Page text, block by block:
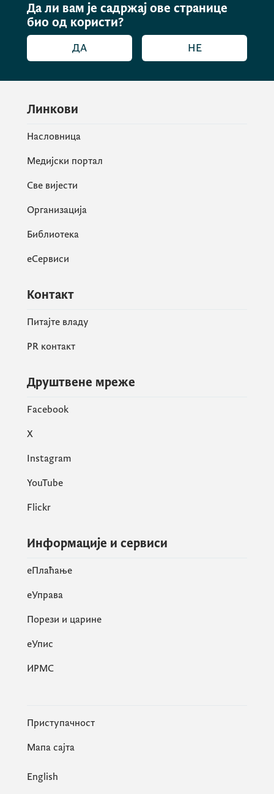
пољопривреде у Беранама и Пљевљима
завршени, а њихово свечано отварање
планирано је за средину септембра.
цланак/оглас-за-радове-куца-
Да ли вам је садржај ове странице
био од користи?
ДА НЕ
Линкови
Насловница
Медијски портал
Све вијести
Организација
Библиотека
еСервиси
Контакт
Питајте владу
PR контакт
Друштвене мреже
Facebook
X
Instagram
YouTube
Flickr
Информације и сервиси
eПлаћање
еУправа
Порези и царине
eУпис
ИРМС
Приступачност
Мапа сајта
English